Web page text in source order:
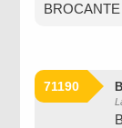
71190